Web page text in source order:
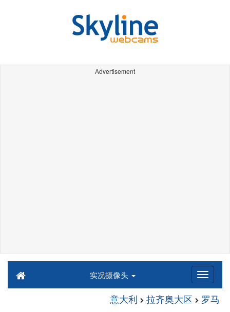
Advertisement
实况摄像头
意大利 拉齐奥大区 罗马